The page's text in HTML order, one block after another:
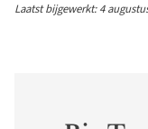
Laatst bijgewerkt: 4